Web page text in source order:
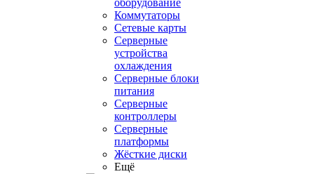
оборудование
Коммутаторы
Сетевые карты
Серверные
устройства
охлаждения
Серверные блоки
питания
Серверные
контроллеры
Серверные
платформы
Жёсткие диски
Ещё